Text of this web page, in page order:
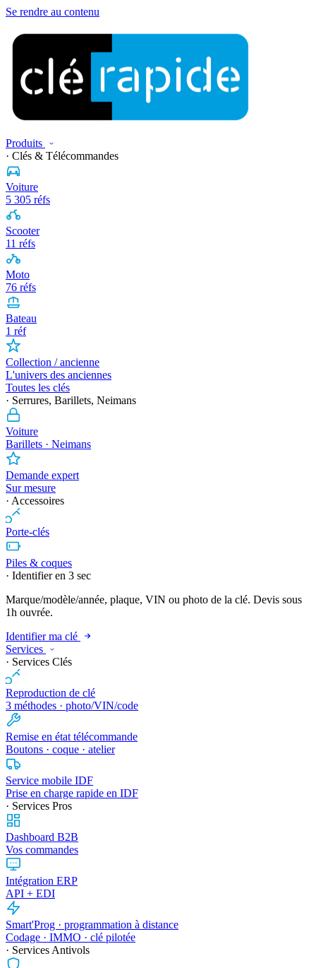
Se rendre au contenu
Produits
· Clés & Télécommandes
Voiture
5 305 réfs
Scooter
11 réfs
Moto
76 réfs
Bateau
1 réf
Collection / ancienne
L'univers des anciennes
Toutes les clés
· Serrures, Barillets, Neimans
Voiture
Barillets · Neimans
Demande expert
Sur mesure
· Accessoires
Porte-clés
Piles & coques
· Identifier en 3 sec
Marque/modèle/année, plaque, VIN ou photo de la clé. Devis sous
1h ouvrée.
Identifier ma clé
Services
· Services Clés
Reproduction de clé
3 méthodes · photo/VIN/code
Remise en état télécommande
Boutons · coque · atelier
Service mobile IDF
Prise en charge rapide en IDF
· Services Pros
Dashboard B2B
Vos commandes
Intégration ERP
API + EDI
Smart'Prog · programmation à distance
Codage · IMMO · clé pilotée
· Services Antivols